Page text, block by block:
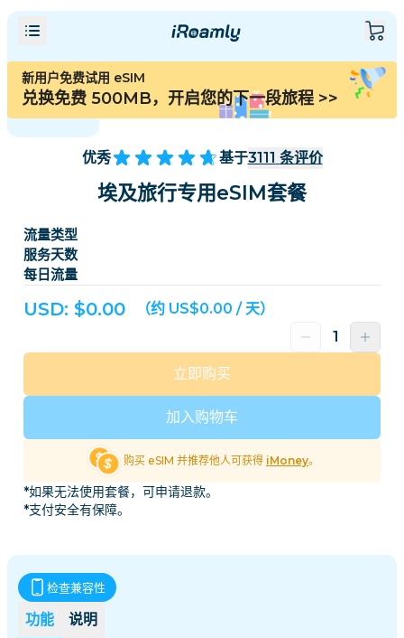
新用户免费试用 eSIM
兑换免费 500MB，开启您的下一段旅程 >>
优秀 基于3111 条评价
埃及旅行专用eSIM套餐
流量类型
服务天数
每日流量
USD: $0.00 （约 US$0.00 / 天）
加入购物车
立即购买
购买 eSIM 并推荐他人可获得 iMoney。
*如果无法使用套餐，可申请退款。
*支付安全有保障。
功能 说明
检查兼容性